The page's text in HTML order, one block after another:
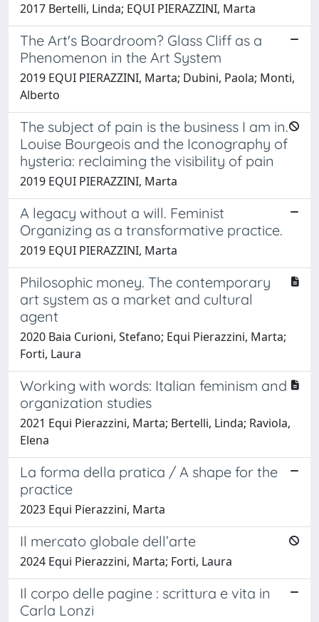
2017 Bertelli, Linda; EQUI PIERAZZINI, Marta
The Art's Boardroom? Glass Cliff as a
Phenomenon in the Art System
2019 EQUI PIERAZZINI, Marta; Dubini, Paola; Monti,
Alberto
The subject of pain is the business I am in.
Louise Bourgeois and the Iconography of
hysteria: reclaiming the visibility of pain
2019 EQUI PIERAZZINI, Marta
A legacy without a will. Feminist
Organizing as a transformative practice.
2019 EQUI PIERAZZINI, Marta
Philosophic money. The contemporary
art system as a market and cultural
agent
2020 Baia Curioni, Stefano; Equi Pierazzini, Marta;
Forti, Laura
Working with words: Italian feminism and
organization studies
2021 Equi Pierazzini, Marta; Bertelli, Linda; Raviola,
Elena
La forma della pratica / A shape for the
practice
2023 Equi Pierazzini, Marta
Il mercato globale dell’arte
2024 Equi Pierazzini, Marta; Forti, Laura
Il corpo delle pagine : scrittura e vita in
Carla Lonzi